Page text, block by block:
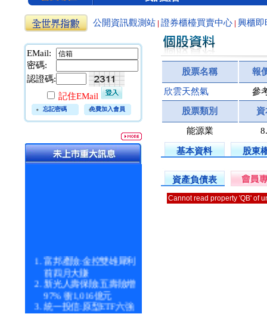
公開資訊觀測站 證券櫃檯買賣中心 興櫃即
EMail:
密碼:
認證碼:
記住EMail
忘記密碼 免費加入會員
富邦產險:金控雙雄犀利
前四月大賺
新光人壽保險:五壽險增
97% 衝1,016億元
統一投信:原型ETF六強
漲逾九成
股票名稱 報
欣雲天然氣 參
股票類別
能源業
基本資料 股東
資產負債表
Cannot read property 'QB' of